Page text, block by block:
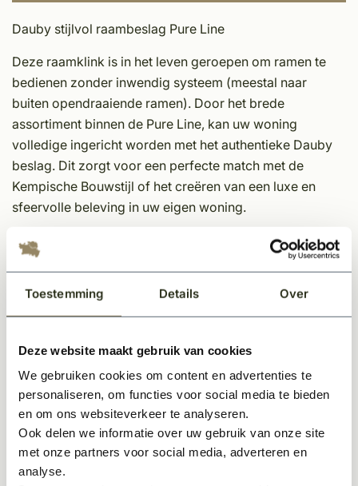
Toestemming Details Over
Deze website maakt gebruik van cookies
We gebruiken cookies om content en advertenties te
personaliseren, om functies voor social media te bieden
en om ons websiteverkeer te analyseren.
Ook delen we informatie over uw gebruik van onze site
met onze partners voor social media, adverteren en
analyse.
Dauby stijlvol raambeslag Pure Line
Deze raamklink is in het leven geroepen om ramen te
bedienen zonder inwendig systeem (meestal naar
buiten opendraaiende ramen). Door het brede
assortiment binnen de Pure Line, kan uw woning
volledige ingericht worden met het authentieke Dauby
beslag. Dit zorgt voor een perfecte match met de
Kempische Bouwstijl of het creëren van een luxe en
sfeervolle beleving in uw eigen woning.
De kleur Ruw Brons is de meest pure vorm van brons,
een legering van koper en tin. Ruw Brons is zowel
overbodig is. Deze ruwe vorm van brons heeft warme,
geven, ontwikkelde Pure een speciale techniek
verder te polijsten. Na langdurig gebruik zal het brons
op een natuurlijke manier opgepoetst worden, en komt
er een lichte glans tevoorschijn.
Eigenschappen Dauby decoratief beslag